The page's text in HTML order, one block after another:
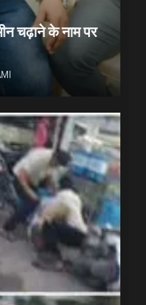
चढ़ाने के नाम पर